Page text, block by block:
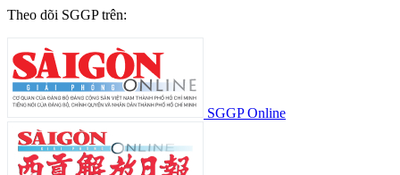
Theo dõi SGGP trên:
SGGP Online